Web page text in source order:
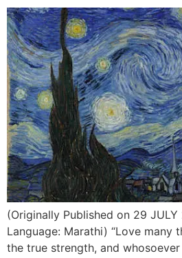
(Originally Published on 29
Language: Marathi) “Love many
the true strength, and